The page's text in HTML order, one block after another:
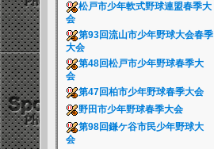
松戸市少年軟式野球連盟春季大
会
第93回流山市少年野球大会春季
大会
第48回松戸市少年野球春季大
会
第47回柏市少年野球春季大会
野田市少年野球春季大会
第98回鎌ケ谷市民少年野球大
会